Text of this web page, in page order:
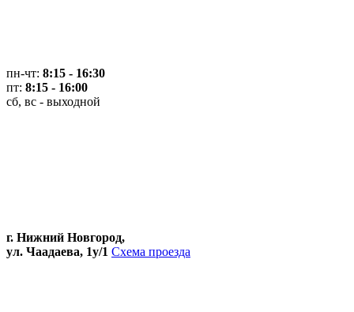
пн-чт: 8:15 - 16:30
пт: 8:15 - 16:00
сб, вс - выходной
г. Нижний Новгород,
ул. Чаадаева, 1у/1 Схема проезда